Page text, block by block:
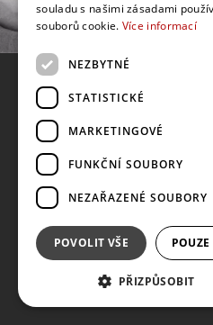
souladu s našimi zásadami
souborů cookie. Více informací
NEZBYTNÉ
STATISTICKÉ
MARKETINGOVÉ
FUNKČNÍ SOUBORY
NEZAŘAZENÉ SOUBORY
POVOLIT VŠE
PŘIZPŮSOBIT